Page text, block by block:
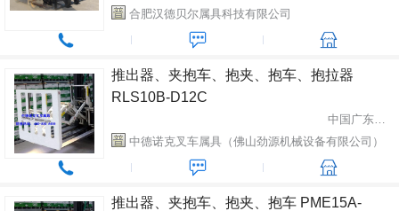
合肥汉德贝尔属具科技有限公司
推出器、夹抱车、抱夹、抱车、抱拉器
RLS10B-D12C
中国广东省佛山市
中德诺克叉车属具（佛山劲源机械设备有限公司）
推出器、夹抱车、抱夹、抱车 PME15A-